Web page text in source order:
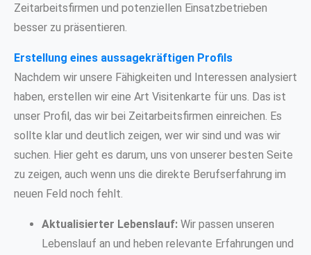
Zeitarbeitsfirmen und potenziellen Einsatzbetrieben
besser zu präsentieren.
Erstellung eines aussagekräftigen Profils
Nachdem wir unsere Fähigkeiten und Interessen analysiert
haben, erstellen wir eine Art Visitenkarte für uns. Das ist
unser Profil, das wir bei Zeitarbeitsfirmen einreichen. Es
sollte klar und deutlich zeigen, wer wir sind und was wir
suchen. Hier geht es darum, uns von unserer besten Seite
zu zeigen, auch wenn uns die direkte Berufserfahrung im
neuen Feld noch fehlt.
Aktualisierter Lebenslauf: Wir passen unseren
Lebenslauf an und heben relevante Erfahrungen und